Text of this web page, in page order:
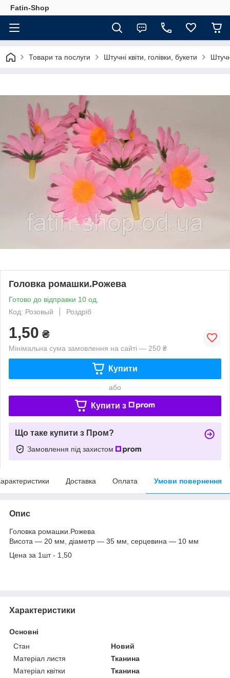
Fatin-Shop
Товари та послуги Штучні квіти, голівки, букети
Головка ромашки.Рожева
Готово до відправки 10 од.
Код: Розовый
Роздріб
1,50 ₴
Мінімальна сума замовлення на сайті — 250 ₴
Купити
або
Купити з
Що таке купити з Пром?
Замовлення під захистом
Доставка Оплата Умови повернення
Опис
Головка ромашки.Рожева
Висота — 20 мм, діаметр — 35 мм, серцевина — 10 мм
Цена за 1шт - 1,50
Характеристики
Основні
Стан
Новий
Матеріал листя
Тканина
Матеріал квітки
Тканина